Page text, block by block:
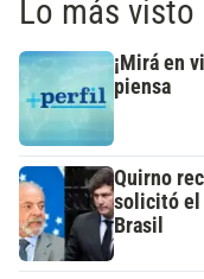
Lo más visto
¡Mirá en
piensa
Quirno
solicitó el
Brasil